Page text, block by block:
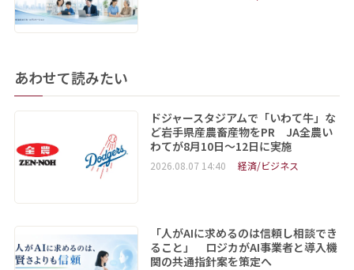
あわせて読みたい
ドジャースタジアムで「いわて牛」な
ど岩手県産農畜産物をPR JA全農い
わてが8月10日～12日に実施
2026.08.07 14:40 経済/ビジネス
「人がAIに求めるのは信頼し相談でき
ること」 ロジカがAI事業者と導入機
関の共通指針案を策定へ